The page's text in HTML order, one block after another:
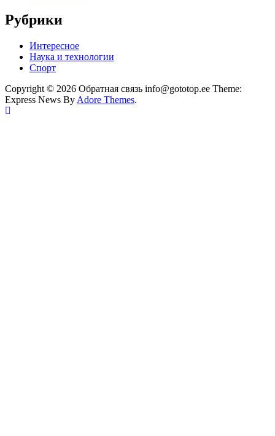
Рубрики
Интересное
Наука и технологии
Спорт
Copyright © 2026 Обратная связь info@gototop.ee Theme:
Express News By Adore Themes.